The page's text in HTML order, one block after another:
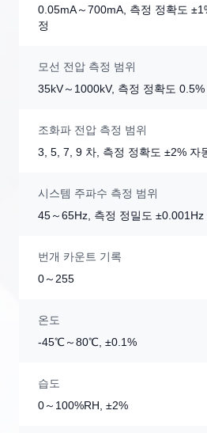
0.05mA～700mA, 측정 정확도
정
모선 전압 측정 범위
35kV～1000kV, 측정 정확도 0.5%
조화파 전압 측정 범위
3, 5, 7, 9 차, 측정 정확도 ±2% 자
시스템 주파수 측정 범위
45～65Hz, 측정 정밀도 ±0.001Hz
번개 카운트 기록
0～255
온도
-45℃～80℃, ±0.1%
습도
0～100%RH, ±2%